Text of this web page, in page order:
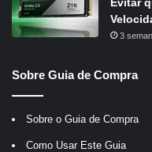
3
Sobre Guia de Compra
Sobre o Guia de Compra
Como Usar Este Guia